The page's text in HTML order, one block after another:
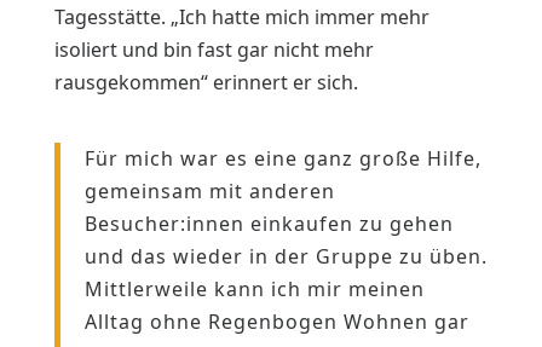
Tagesstätte. „Ich hatte mich immer mehr
isoliert und bin fast gar nicht mehr
rausgekommen“ erinnert er sich.
Für mich war es eine ganz große Hilfe,
gemeinsam mit anderen
Besucher:innen einkaufen zu gehen
und das wieder in der Gruppe zu üben.
Mittlerweile kann ich mir meinen
Alltag ohne Regenbogen Wohnen gar